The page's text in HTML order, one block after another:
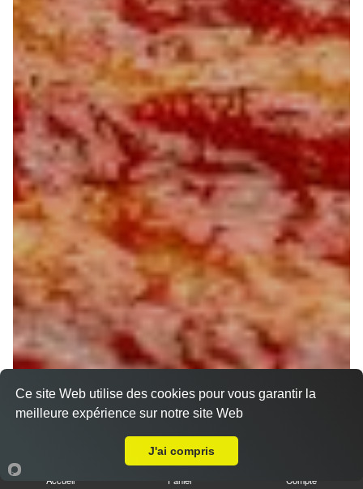
Accueil Panier Compte
Ce site Web utilise des cookies pour vous garantir la
meilleure expérience sur notre site Web
J'ai compris